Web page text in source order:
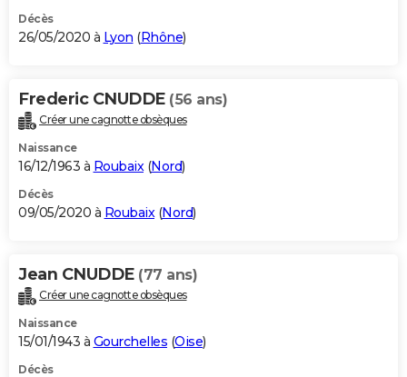
Décès
26/05/2020 à Lyon (Rhône)
Frederic CNUDDE (56 ans)
Créer une cagnotte obsèques
Naissance
16/12/1963 à Roubaix(Nord)
Décès
09/05/2020 à Roubaix(Nord)
Jean CNUDDE (77 ans)
Créer une cagnotte obsèques
Naissance
15/01/1943 à Gourchelles (Oise)
Décès